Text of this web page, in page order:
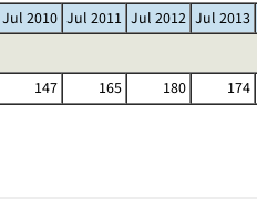
Jul 2010 Jul 2011 Jul 2012 Jul 2013
147 165 180 174